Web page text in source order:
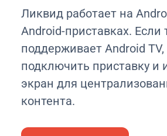
Ликвид работает на
Android-приставках. Если
поддерживает Android
подключить приставку и
экран для
контента.